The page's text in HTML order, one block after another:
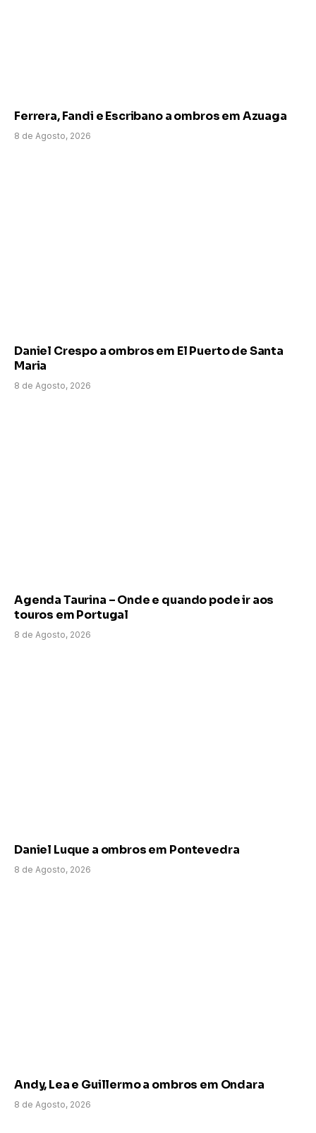
Ferrera, Fandi e Escribano a ombros em Azuaga
8 de Agosto, 2026
Daniel Crespo a ombros em El Puerto de Santa
Maria
8 de Agosto, 2026
Agenda Taurina – Onde e quando pode ir aos
touros em Portugal
8 de Agosto, 2026
Daniel Luque a ombros em Pontevedra
8 de Agosto, 2026
Andy, Lea e Guillermo a ombros em Ondara
8 de Agosto, 2026